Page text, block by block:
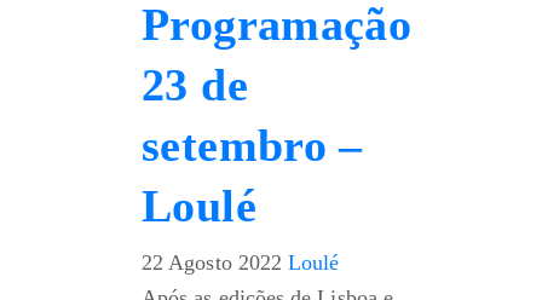
Programação
23 de
setembro –
Loulé
22 Agosto 2022 Loulé